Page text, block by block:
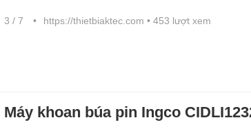
3 / 7 https://thietbiaktec.com • 453 lượt xem
Máy khoan búa pin Ingco